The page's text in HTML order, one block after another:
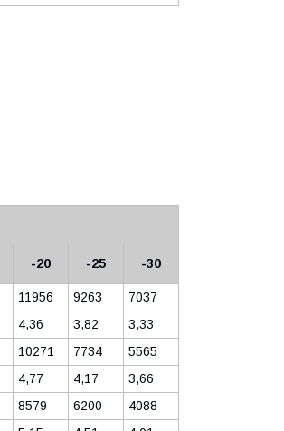
-20 -25 -30
11956 9263
7037
4,36 3,82 3,33
10271 7734
5565
4,77 4,17 3,66
8579 6200
4088